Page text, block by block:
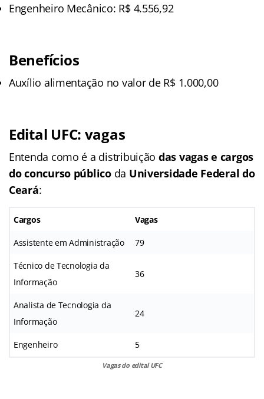
Engenheiro Mecânico: R$ 4.556,92
Benefícios
Auxílio alimentação no valor de R$ 1.000,00
Edital UFC: vagas
Entenda como é a distribuição das vagas e cargos
do concurso públicoda Universidade Federal do
Ceará:
Cargos Vagas
Assistente em Administração 79
Técnico de Tecnologia da
Informação
36
Analista de Tecnologia da
Informação
24
Engenheiro 5
Vagas do edital UFC